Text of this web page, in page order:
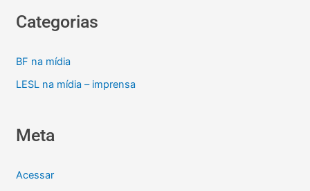
Categorias
BF na mídia
LESL na mídia – imprensa
Meta
Acessar